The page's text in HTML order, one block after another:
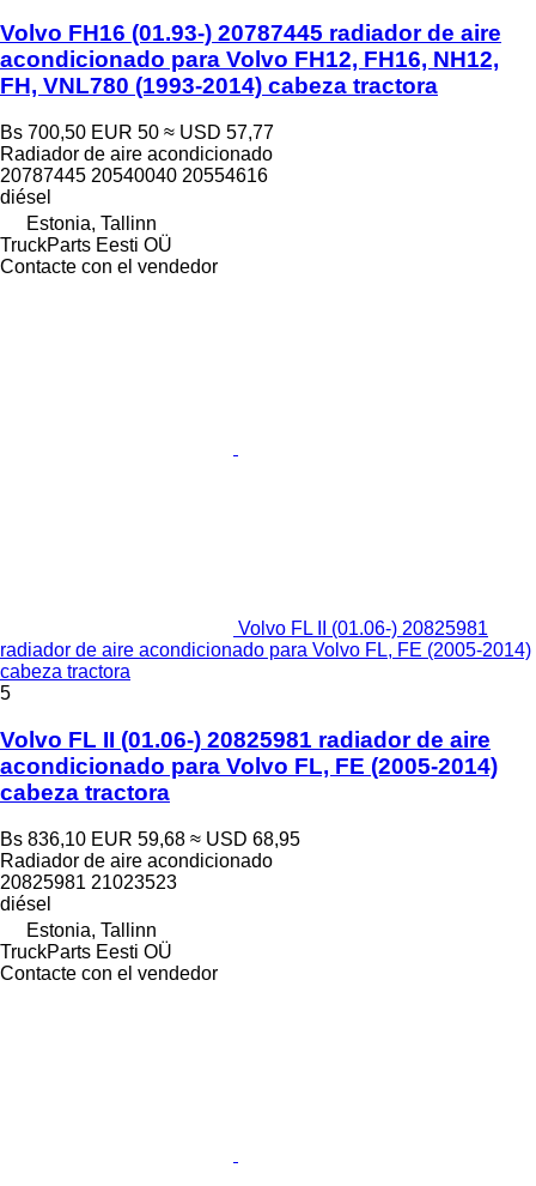
Volvo FH16 (01.93-) 20787445 radiador de aire
acondicionado para Volvo FH12, FH16, NH12,
FH, VNL780 (1993-2014) cabeza tractora
Bs 700,50 EUR 50 ≈ USD 57,77
Radiador de aire acondicionado
20787445 20540040 20554616
diésel
Estonia, Tallinn
TruckParts Eesti OÜ
Contacte con el vendedor
Volvo FL II (01.06-) 20825981
radiador de aire acondicionado para Volvo FL, FE (2005-2014)
cabeza tractora
5
Volvo FL II (01.06-) 20825981 radiador de aire
acondicionado para Volvo FL, FE (2005-2014)
cabeza tractora
Bs 836,10 EUR 59,68 ≈ USD 68,95
Radiador de aire acondicionado
20825981 21023523
diésel
Estonia, Tallinn
TruckParts Eesti OÜ
Contacte con el vendedor